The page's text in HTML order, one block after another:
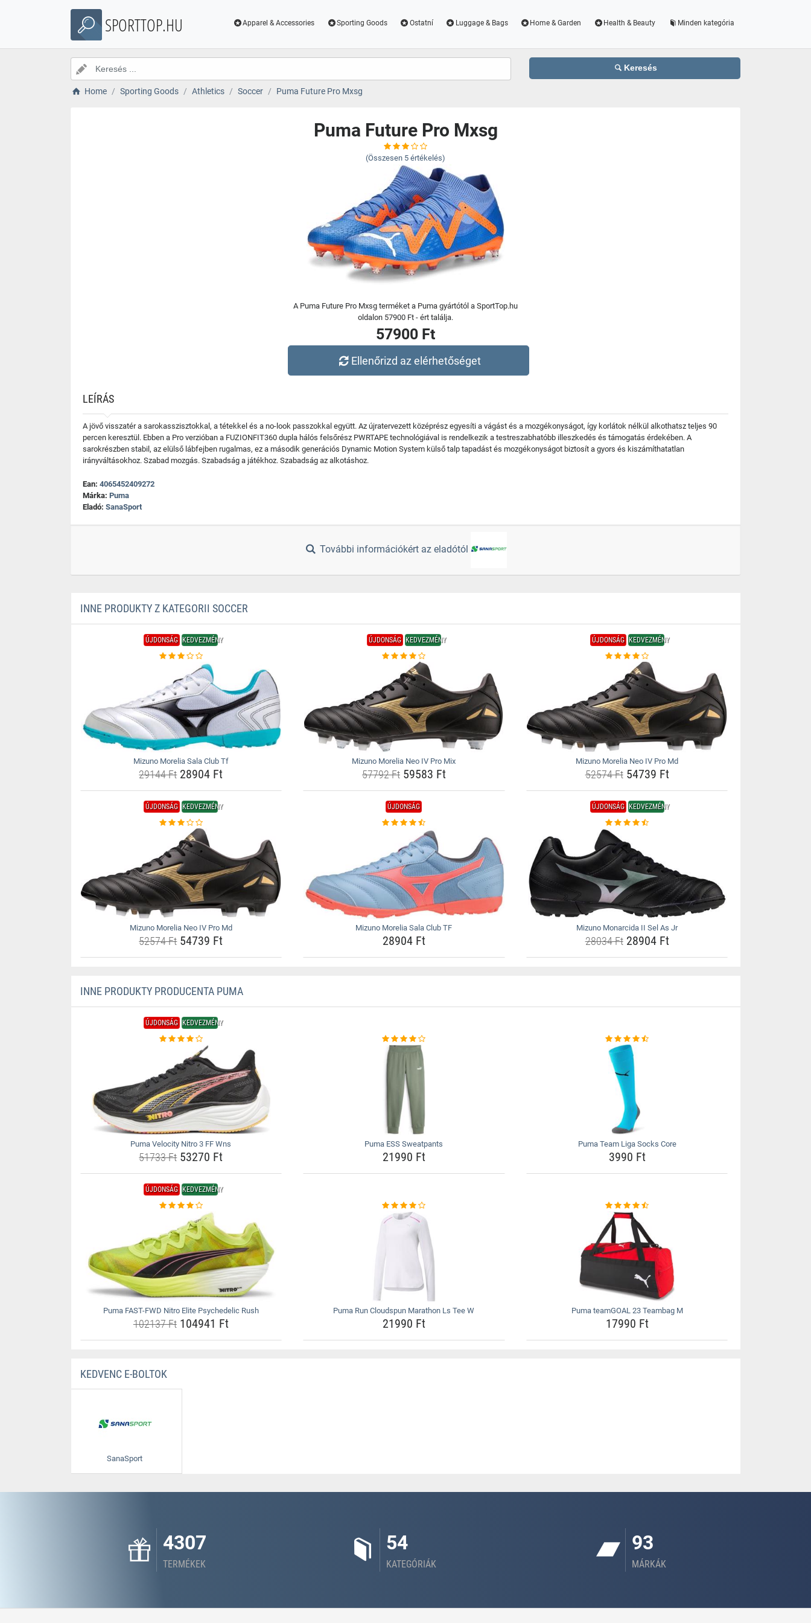
SPORTTOP.HU Apparel & Accessories Sporting Goods Ostatní Luggage & Bags Home & Garden Health & Beauty Minden kategória
Keresés
Home Sporting Goods Athletics Soccer Puma Future Pro Mxsg
Puma Future Pro Mxsg
(Összesen 5 értékelés)
A Puma Future Pro Mxsg terméket a Puma gyártótól a SportTop.hu
oldalon 57900 Ft - ért találja.
57900 Ft
Ellenőrizd az elérhetőséget
LEÍRÁS
A jövő visszatér a sarokasszisztokkal, a tétekkel és a no-look passzokkal együtt. Az újratervezett középrész egyesíti a vágást és a mozgékonyságot, így korlátok nélkül alkothatsz teljes 90
percen keresztül. Ebben a Pro verzióban a FUZIONFIT360 dupla hálós felsőrész PWRTAPE technológiával is rendelkezik a testreszabhatóbb illeszkedés és támogatás érdekében. A
sarokrészben stabil, az elülső lábfejben rugalmas, ez a második generációs Dynamic Motion System külső talp tapadást és mozgékonyságot biztosít a gyors és kiszámíthatatlan
irányváltásokhoz. Szabad mozgás. Szabadság a játékhoz. Szabadság az alkotáshoz.
Ean: 4065452409272
Márka: Puma
Eladó: SanaSport
További információkért az eladótól
INNE PRODUKTY Z KATEGORII SOCCER
ÚJDONSÁG KEDVEZMÉNY
Mizuno Morelia Sala Club Tf
29144 Ft28904 Ft
ÚJDONSÁG KEDVEZMÉNY
Mizuno Morelia Neo IV Pro Mix
57792 Ft59583 Ft
ÚJDONSÁG KEDVEZMÉNY
Mizuno Morelia Neo IV Pro Md
52574 Ft54739 Ft
ÚJDONSÁG KEDVEZMÉNY
Mizuno Morelia Neo IV Pro Md
52574 Ft54739 Ft
ÚJDONSÁG
Mizuno Morelia Sala Club TF
28904 Ft
ÚJDONSÁG KEDVEZMÉNY
Mizuno Monarcida II Sel As Jr
28034 Ft28904 Ft
INNE PRODUKTY PRODUCENTA PUMA
ÚJDONSÁG KEDVEZMÉNY
Puma Velocity Nitro 3 FF Wns
51733 Ft53270 Ft
Puma ESS Sweatpants
21990 Ft
Puma Team Liga Socks Core
3990 Ft
ÚJDONSÁG KEDVEZMÉNY
Puma FAST-FWD Nitro Elite Psychedelic Rush
102137 Ft104941 Ft
Puma Run Cloudspun Marathon Ls Tee W
21990 Ft
Puma teamGOAL 23 Teambag M
17990 Ft
KEDVENC E-BOLTOK
SanaSport
4307
TERMÉKEK
54
KATEGÓRIÁK
93
MÁRKÁK